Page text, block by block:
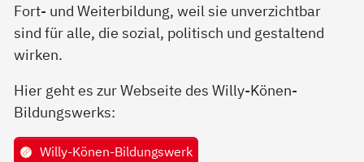
Fort- und Weiterbildung, weil sie unverzichtbar
sind für alle, die sozial, politisch und gestaltend
wirken.
Hier geht es zur Webseite des Willy-Könen-
Bildungswerks:
Willy-Könen-Bildungswerk